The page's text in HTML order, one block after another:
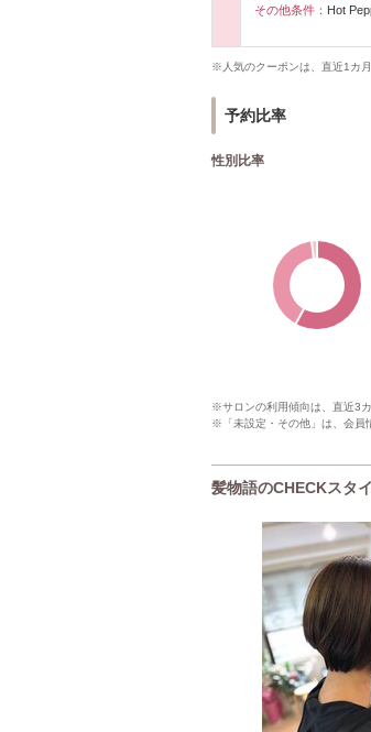
その他条件： Hot
※人気のクーポンは、直近1カ
予約比率
性別比率
※サロンの利用傾向は、直近3
※「未設定・その他」は、会員
髪物語のCHECKスタ